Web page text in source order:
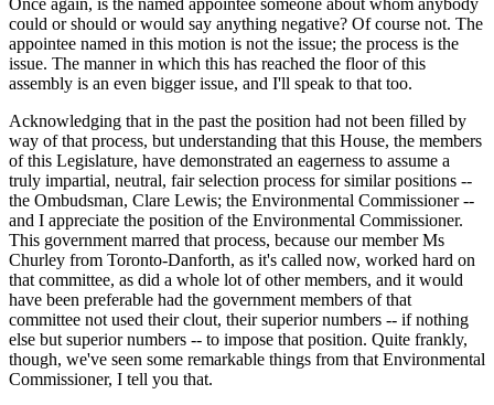
could or should or would say anything negative? Of course not. The
appointee named in this motion is not the issue; the process is the
issue. The manner in which this has reached the floor of this
assembly is an even bigger issue, and I'll speak to that too.
Acknowledging that in the past the position had not been filled by
way of that process, but understanding that this House, the members
of this Legislature, have demonstrated an eagerness to assume a
truly impartial, neutral, fair selection process for similar positions --
the Ombudsman, Clare Lewis; the Environmental Commissioner --
and I appreciate the position of the Environmental Commissioner.
This government marred that process, because our member Ms
Churley from Toronto-Danforth, as it's called now, worked hard on
that committee, as did a whole lot of other members, and it would
have been preferable had the government members of that
committee not used their clout, their superior numbers -- if nothing
else but superior numbers -- to impose that position. Quite frankly,
though, we've seen some remarkable things from that Environmental
Commissioner, I tell you that.